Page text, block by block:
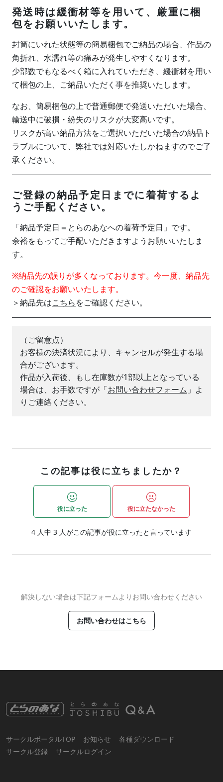
発送時は緩衝材等を用いて、厳重に梱
包をお願いいたします。
封筒にいれた状態等の簡易梱包でご納品の場合、作品の
角折れ、水濡れ等の痛みが発生しやすくなります。
少部数でもなるべく箱に入れていただき、緩衝材を用い
て梱包の上、ご納品いただく事を推奨いたします。
なお、簡易梱包の上で普通郵便で発送いただいた場合、
輸送中に破損・紛失のリスクが大変高いです。
リスクが高い納品方法をご選択いただいた場合の納品ト
ラブルについて、弊社では対応いたしかねますのでご了
承ください。
ご登録の納品予定日までに着荷するよ
うご手配ください。
「納品予定日＝とらのあなへの着荷予定日」です。
余裕をもってご手配いただきますようお願いいたしま
す。
※納品先の誤りが多くなっております。今一度、納品先
のご確認をお願いいたします。
＞納品先はこちらをご確認ください。
（ご留意点）
お客様の決済状況により、キャンセルが発生する場
合がございます。
作品が入荷後、もし在庫数が1部以上となっている
場合は、お手数ですが「お問い合わせフォーム 」よ
りご連絡ください。
この記事は役に立ちましたか？
役に立った 役に立たなかった
4 人中 3 人がこの記事が役に立ったと言っています
解決しない場合は下記フォームよりお問い合わせください
お問い合わせはこちら
サークルポータルTOP お知らせ
各種ダウンロード
サークル登録
サークルログイン